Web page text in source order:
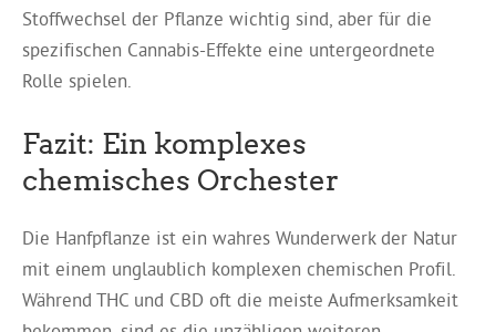
Stoffwechsel der Pflanze wichtig sind, aber für die
spezifischen Cannabis-Effekte eine untergeordnete
Rolle spielen.
Fazit: Ein komplexes
chemisches Orchester
Die Hanfpflanze ist ein wahres Wunderwerk der Natur
mit einem unglaublich komplexen chemischen Profil.
Während THC und CBD oft die meiste Aufmerksamkeit